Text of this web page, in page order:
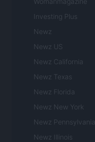
Investing Plus
Newz
Newz US
Newz California
Newz Texas
Newz Florida
Newz New York
Newz Pennsylvania
Newz Illinois